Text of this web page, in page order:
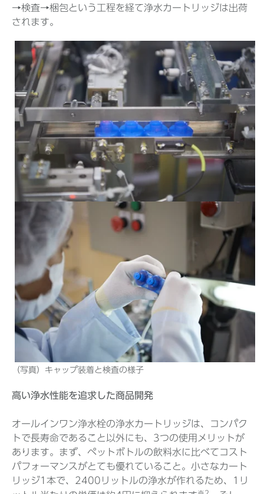
→検査→梱包という工程を経て浄水カートリッジは出荷
されます。
（写真）キャップ装着と検査の様子
高い浄水性能を追求した商品開発
オールインワン浄水栓の浄水カートリッジは、コンパク
トで長寿命であること以外にも、3つの使用メリットが
あります。まず、ペットボトルの飲料水に比べてコスト
パフォーマンスがとても優れていること。小さなカート
リッジ1本で、2400リットルの浄水が作れるため、1リ